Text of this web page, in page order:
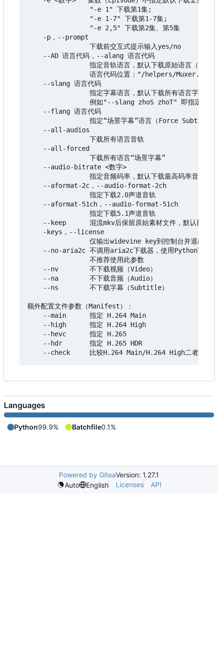
                "-e 1" 下载第1集;
                "-e 1-7" 下载第1-7集;
                "-e 2,5" 下载第2集、第5集
    -p
， --prompt
                下载前交互式提示输入yes/no
    --AD 语言代码，--alang 语言代码
指定音轨语言，默认下载原始语言（
                语言代码位置："/helpers/Muxer.py"
    --slang 语言代码
                指定字幕语言，默认下载所有语言字幕，
例如"--slang zhoS zhoT" 即指定简体
    --flang 语言代码
                指定“场景字幕”语言（Force Subtitle
    --all-audios
                下载所有语言音轨
    --all-forced
                下载所有语言“场景字幕”
    --audio-bitrate <数字>
指定音频码率，默认下载最高码率音轨，
    --aformat-2c
， --audio-format-2ch
                指定下载2.0声道音轨
    --aformat-51ch
， --audio-format-51ch
                指定下载5.1声道音轨
    --keep      混流mkv后保留原始素材文件，默认删除
    -keys
， --license
                仅输出widevine key到控制台并退出
--no-aria2c 不调用aria2c下载器，使用Python下载
                不推荐使用此参数
    --nv        不下载视频（Video
）
    --na        不下载音频（Audio
）
    --ns        不下载字幕（Subtitle
）
额外配置文件参数（Manifest）：
    --main      指定 H.264 Main
    --high      指定 H.264 High
    --hevc      指定 H.265
    --hdr       指定 H.265 HDR
Languages
Python99.9% Batchfile0.1%
Powered by GiteaVersion: 1.27.1
Auto
English Licenses API